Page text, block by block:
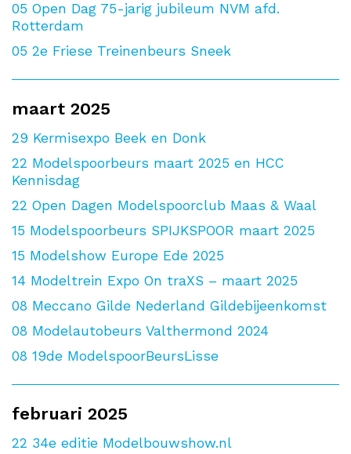
05 Open Dag 75-jarig jubileum NVM afd.
Rotterdam
05 2e Friese Treinenbeurs Sneek
maart 2025
29 Kermisexpo Beek en Donk
22 Modelspoorbeurs maart 2025 en HCC
Kennisdag
22 Open Dagen Modelspoorclub Maas & Waal
15 Modelspoorbeurs SPIJKSPOOR maart 2025
15 Modelshow Europe Ede 2025
14 Modeltrein Expo On traXS – maart 2025
08 Meccano Gilde Nederland Gildebijeenkomst
08 Modelautobeurs Valthermond 2024
08 19de ModelspoorBeursLisse
februari 2025
22 34e editie Modelbouwshow.nl